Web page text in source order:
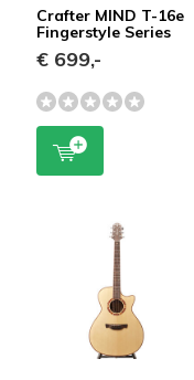
Crafter MIND T-16e
Fingerstyle Series
€ 699,-